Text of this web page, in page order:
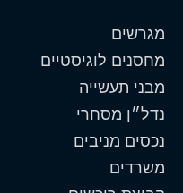
מגרשים
מחסנים לוגיסטיים
מבני תעשייה
נדל״ן מסחרי
נכסים מניבים
משרדים